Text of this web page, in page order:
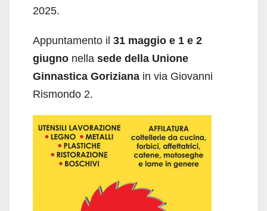
2025.
Appuntamento il 31 maggio e 1 e 2
giugno nella sede della Unione
Ginnastica Goriziana in via Giovanni
Rismondo 2.